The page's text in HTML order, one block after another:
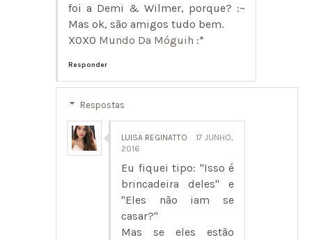
foi a Demi & Wilmer, porque? :~
Mas ok, são amigos tudo bem.
XOXO Mundo Da Móguih :*
Responder
Respostas
LUISA REGINATTO
17 JUNHO,
2016
Eu fiquei tipo: "Isso é
brincadeira deles" e
"Eles não iam se
casar?"
Mas se eles estão